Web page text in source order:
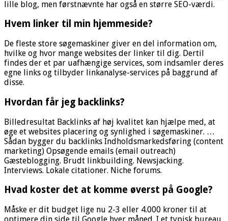
lille blog, men førstnævnte har også en større SEO-værdi.
Hvem linker til min hjemmeside?
De fleste store søgemaskiner giver en del information om,
hvilke og hvor mange websites der linker til dig. Dertil
findes der et par uafhængige services, som indsamler deres
egne links og tilbyder linkanalyse-services på baggrund af
disse.
Hvordan får jeg backlinks?
Billedresultat Backlinks af høj kvalitet kan hjælpe med, at
øge et websites placering og synlighed i søgemaskiner. …
Sådan bygger du backlinks Indholdsmarkedsføring (content
marketing) Opsøgende emails (email outreach)
Gæsteblogging. Brudt linkbuilding. Newsjacking.
Interviews. Lokale citationer. Niche forums.
Hvad koster det at komme øverst på Google?
Måske er dit budget lige nu 2-3 eller 4.000 kroner til at